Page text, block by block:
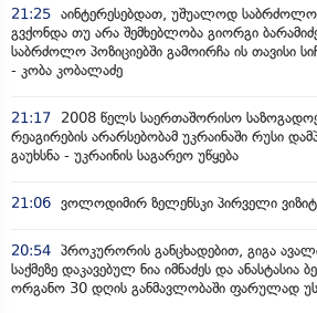
21:25 აინტერესებდათ, უშუალოდ საბრძოლო
გვქონდა თუ არა შემხებლობა გიორგი
საბრძოლო პოზიციებში გამოირჩა ის თავისი
- კობა კობალაძე
21:17
2008 წელს საერთაშორისო
რეაგირების არარსებობამ უკრაინაში რუსი
გაუხსნა - უკრაინის საგარეო უწყება
21:06 ვოლოდიმირ ზელენსკი პირველი
20:54 პროკურორის განცხადებით, გიგა
საქმეზე დაკავებულ ნია იმნაძეს და ანასტასია
ორგანო 30 დღის განმავლობაში ფარულად